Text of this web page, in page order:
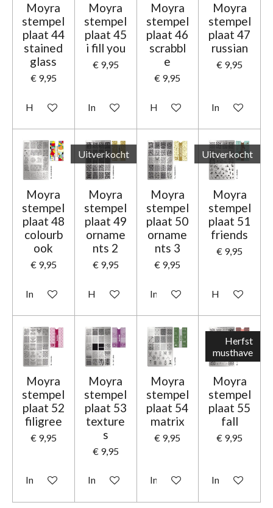
Moyra
stempel
plaat 44
stained
glass
€ 9,95
Houd mij op de hoogte
Moyra
stempel
plaat 45
i fill you
€ 9,95
In winkelwagen
Moyra
stempel
plaat 46
scrabbl
e
€ 9,95
Houd mij op de hoogte
Moyra
stempel
plaat 47
russian
€ 9,95
In
Moyra
stempel
plaat 48
colourb
ook
€ 9,95
In winkelwagen
Uitverkocht
Moyra
stempel
plaat 49
orname
nts 2
€ 9,95
Houd mij op de hoogte
Moyra
stempel
plaat 50
orname
nts 3
€ 9,95
In winkelwagen
Uitverkocht
Moyra
stempel
plaat 51
friends
€ 9,95
Houd mij op
Moyra
stempel
plaat 52
filigree
€ 9,95
In winkelwagen
Moyra
stempel
plaat 53
texture
s
€ 9,95
In winkelwagen
Moyra
stempel
plaat 54
matrix
€ 9,95
In winkelwagen
Herfst
musthave
Moyra
stempel
plaat 55
fall
€ 9,95
In